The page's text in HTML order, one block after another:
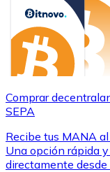
Comprar
SEPA
Recibe tus MANA
Una opción rápida
directamente desde